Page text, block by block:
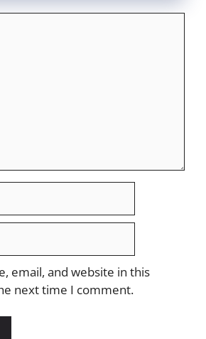
email, and website in this
next time I comment.